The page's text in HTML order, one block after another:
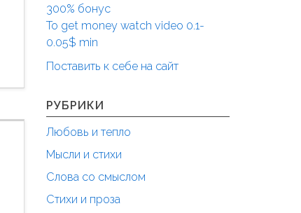
300% бонус
To get money watch video 0.1-
0.05$ min
Поставить к себе на сайт
РУБРИКИ
Любовь и тепло
Мысли и стихи
Слова со смыслом
Стихи и проза